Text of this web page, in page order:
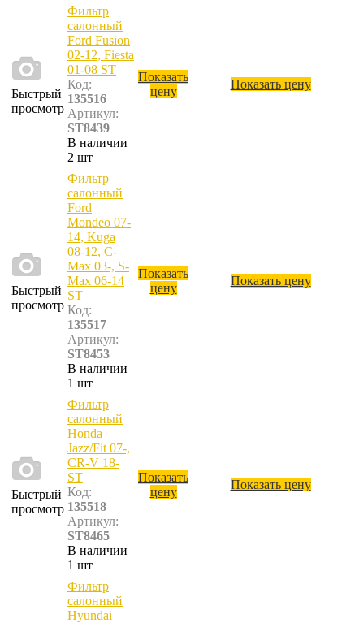
Быстрый
просмотр
Фильтр
салонный
Ford Fusion
02-12, Fiesta
01-08 ST
Код:
135516
Артикул:
ST8439
В наличии
2 шт
Показать
цену
Показать цену
Быстрый
просмотр
Фильтр
салонный
Ford
Mondeo 07-
14, Kuga
08-12, C-
Max 03-, S-
Max 06-14
ST
Код:
135517
Артикул:
ST8453
В наличии
1 шт
Показать
цену
Показать цену
Быстрый
просмотр
Фильтр
салонный
Honda
Jazz/Fit 07-,
CR-V 18-
ST
Код:
135518
Артикул:
ST8465
В наличии
1 шт
Показать
цену
Показать цену
Фильтр
салонный
Hyundai